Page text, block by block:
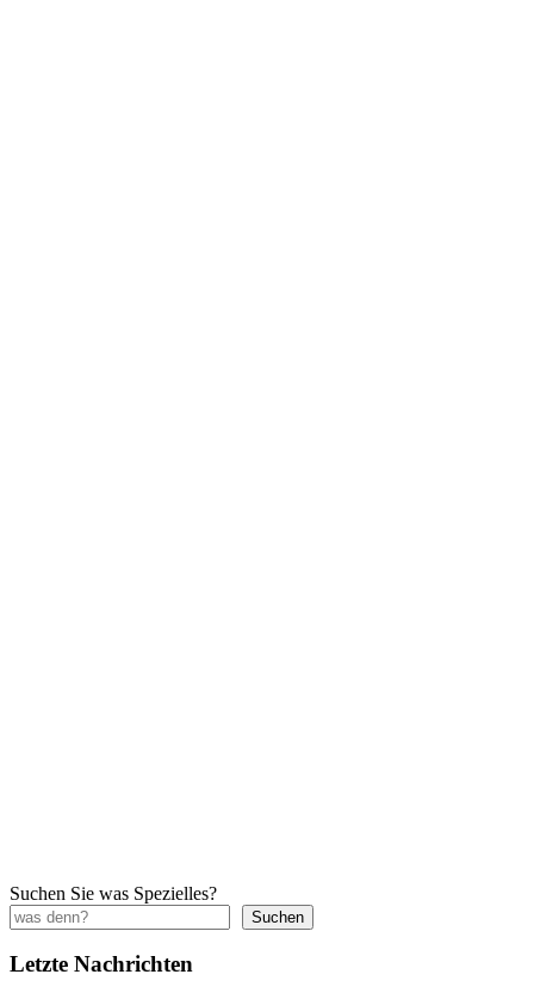
Suchen Sie was Spezielles?
Suchen
Letzte Nachrichten